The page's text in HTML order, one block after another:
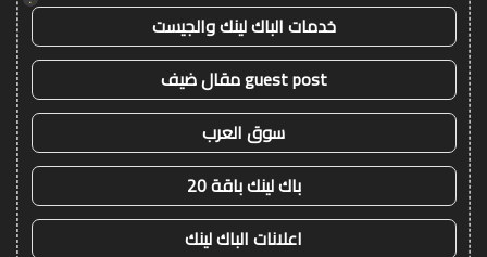
خدمات الباك لينك والجيست
guest post مقال ضيف
سوق العرب
باك لينك باقة 20
اعلانات الباك لينك